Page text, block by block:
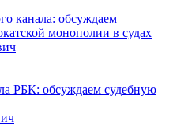
канала: обсуждаем
монополии в судах
РБК: обсуждаем судебную